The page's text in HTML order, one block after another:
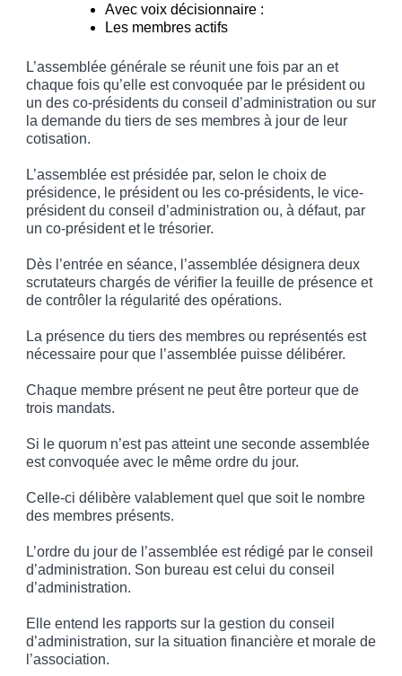
Avec voix décisionnaire :
Les membres actifs
L’assemblée générale se réunit une fois par an et
chaque fois qu’elle est convoquée par le président ou
un des co-présidents du conseil d’administration ou sur
la demande du tiers de ses membres à jour de leur
cotisation.
L’assemblée est présidée par, selon le choix de
présidence, le président ou les co-présidents, le vice-
président du conseil d’administration ou, à défaut, par
un co-président et le trésorier.
Dès l’entrée en séance, l’assemblée désignera deux
scrutateurs chargés de vérifier la feuille de présence et
de contrôler la régularité des opérations.
La présence du tiers des membres ou représentés est
nécessaire pour que l’assemblée puisse délibérer.
Chaque membre présent ne peut être porteur que de
trois mandats.
Si le quorum n’est pas atteint une seconde assemblée
est convoquée avec le même ordre du jour.
Celle-ci délibère valablement quel que soit le nombre
des membres présents.
L’ordre du jour de l’assemblée est rédigé par le conseil
d’administration. Son bureau est celui du conseil
d’administration.
Elle entend les rapports sur la gestion du conseil
d’administration, sur la situation financière et morale de
l’association.